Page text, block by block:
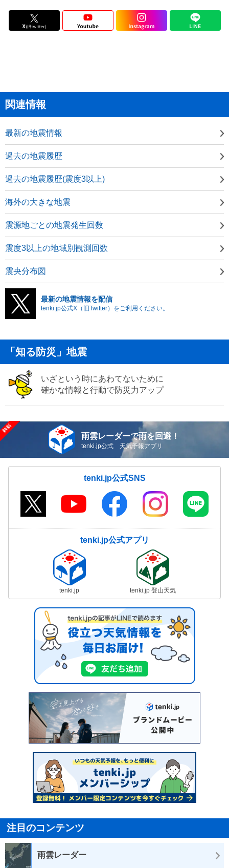
関連情報
最新の地震情報
過去の地震履歴
過去の地震履歴(震度3以上)
海外の大きな地震
震源地ごとの地震発生回数
震度3以上の地域別観測回数
震央分布図
最新の地震情報を配信
tenki.jp公式X（旧Twitter）をご利用ください。
「知る防災」地震
いざという時にあわてないために
確かな情報と行動で防災力アップ
雨雲レーダーで雨を回避！
tenki.jp公式 天気予報アプリ
tenki.jp公式SNS
tenki.jp公式アプリ
tenki.jp tenki.jp 登山天気
注目のコンテンツ
雨雲レーダー